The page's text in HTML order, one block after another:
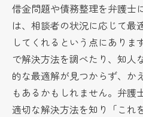
借金問題や債務整理を弁護士
は、相談者の状況に応じて最
してくれるという点にありま
で解決方法を調べたり、知人
的な最適解が見つからず、か
もあるかもしれません。弁護
適切な解決方法を知り「これ